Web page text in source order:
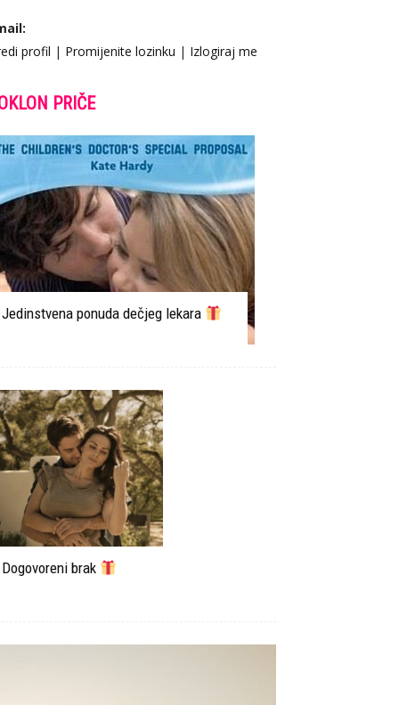
profil | Promijenite lozinku | Izlogiraj me
PRIČE
Jedinstvena ponuda dečjeg lekara
Dogovoreni brak